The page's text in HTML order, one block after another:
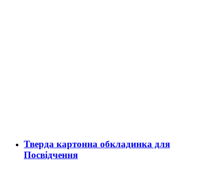
Тверда картонна обкладинка для
Посвідчення